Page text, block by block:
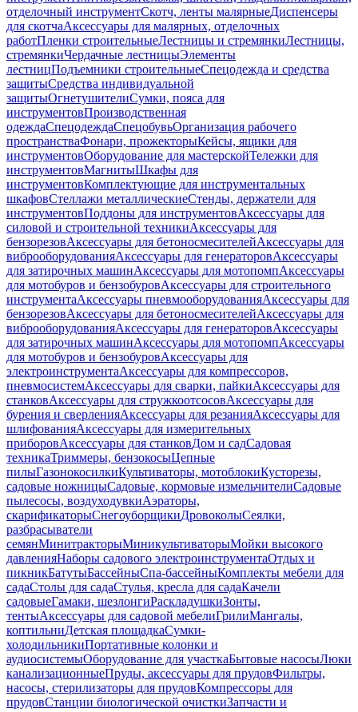
отделочный инструментСкотч, ленты малярныеДиспенсеры
для скотчаАксессуары для малярных, отделочных
работПленки строительныеЛестницы и стремянкиЛестницы,
стремянкиЧердачные лестницыЭлементы
лестницПодъемники строительныеСпецодежда и средства
защитыСредства индивидуальной
защитыОгнетушителиСумки, пояса для
инструментовПроизводственная
одеждаСпецодеждаСпецобувьОрганизация рабочего
пространстваФонари, прожекторыКейсы, ящики для
инструментовОборудование для мастерскойТележки для
инструментовМагнитыШкафы для
инструментовКомплектующие для инструментальных
шкафовСтеллажи металлическиеСтенды, держатели для
инструментовПоддоны для инструментовАксессуары для
силовой и строительной техникиАксессуары для
бензорезовАксессуары для бетоносмесителейАксессуары для
виброоборудованияАксессуары для генераторовАксессуары
для затирочных машинАксессуары для мотопомпАксессуары
для мотобуров и бензобуровАксессуары для строительного
инструментаАксессуары пневмооборудованияАксессуары для
бензорезовАксессуары для бетоносмесителейАксессуары для
виброоборудованияАксессуары для генераторовАксессуары
для затирочных машинАксессуары для мотопомпАксессуары
для мотобуров и бензобуровАксессуары для
электроинструментаАксессуары для компрессоров,
пневмосистемАксессуары для сварки, пайкиАксессуары для
станковАксессуары для стружкоотсосовАксессуары для
бурения и сверленияАксессуары для резанияАксессуары для
шлифованияАксессуары для измерительных
приборовАксессуары для станковДом и садСадовая
техникаТриммеры, бензокосыЦепные
пилыГазонокосилкиКультиваторы, мотоблокиКусторезы,
садовые ножницыСадовые, кормовые измельчителиСадовые
пылесосы, воздуходувкиАэраторы,
скарификаторыСнегоуборщикиДровоколыСеялки,
разбрасыватели
семянМинитракторыМиникультиваторыМойки высокого
давленияНаборы садового электроинструментаОтдых и
пикникБатутыБассейныСпа-бассейныКомплекты мебели для
садаСтолы для садаСтулья, кресла для садаКачели
садовыеГамаки, шезлонгиРаскладушкиЗонты,
тентыАксессуары для садовой мебелиГрилиМангалы,
коптильниДетская площадкаСумки-
холодильникиПортативные колонки и
аудиосистемыОборудование для участкаБытовые насосыЛюки
канализационныеПруды, аксессуары для прудовФильтры,
насосы, стерилизаторы для прудовКомпрессоры для
прудовСтанции биологической очисткиЗапчасти и